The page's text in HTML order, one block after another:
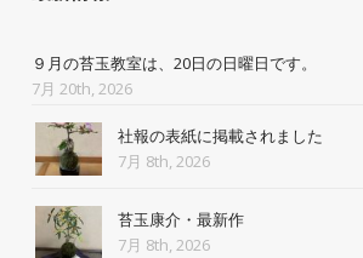
９月の苔玉教室は、20日の日曜日です。
7月 20th, 2026
社報の表紙に掲載されました
7月 8th, 2026
苔玉康介・最新作
7月 8th, 2026